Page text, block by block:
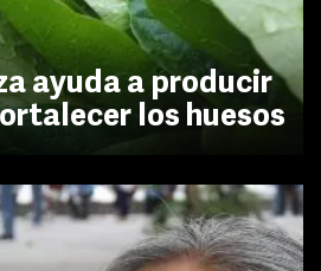
ayuda a producir
los huesos